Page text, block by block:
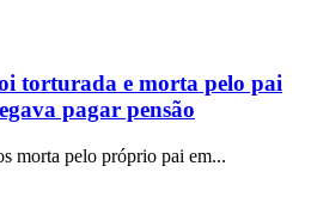
torturada e morta pelo pai
pagar pensão
morta pelo próprio pai em...